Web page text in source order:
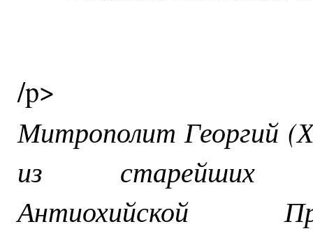
/p>
Митрополит Георгий
из старейших
Антиохийской